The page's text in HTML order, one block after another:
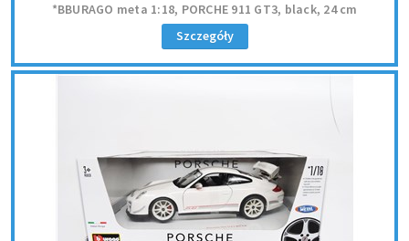
*BBURAGO meta 1:18, PORCHE 911 GT3, black, 24 cm
Szczegóły